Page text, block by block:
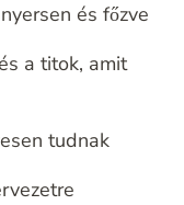
és főzve
a titok, amit
tudnak